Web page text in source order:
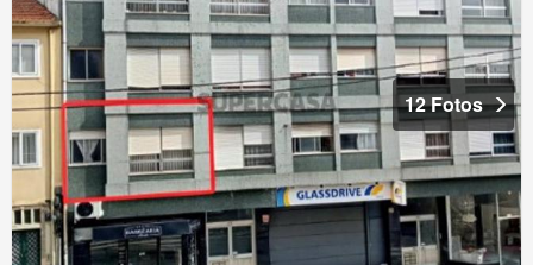
12 Fotos